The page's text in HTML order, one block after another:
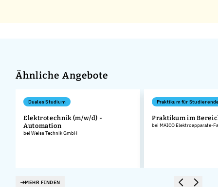
Ähnliche Angebote
Duales Studium
Elektrotechnik (m/w/d) -
Automation
bei Weiss Technik GmbH
Praktikum für
Praktikum im
bei MAICO Elektroapparate-
MEHR FINDEN